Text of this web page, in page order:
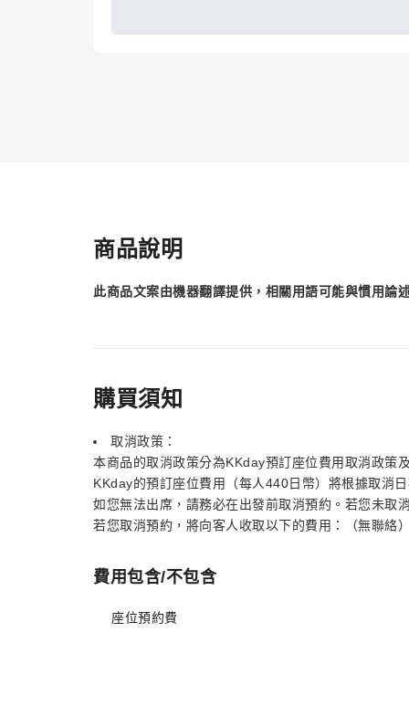
商品說明
此商品文案由機器翻譯提供，相關用語可能與慣用論
購買須知
取消政策：
本商品的取消政策分為KKday預訂座位費用取消政策
KKday的預訂座位費用（每人440日幣）將根據取消
如您無法出席，請務必在出發前取消預約。若您未取
若您取消預約，將向客人收取以下的費用：（無聯絡
費用包含/不包含
座位預約費